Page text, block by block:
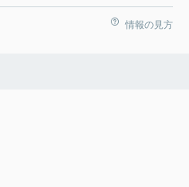
情報の見方